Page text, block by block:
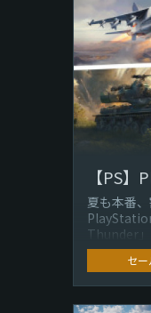
【PS
夏も本番
Thunder」
間限定で、
セー